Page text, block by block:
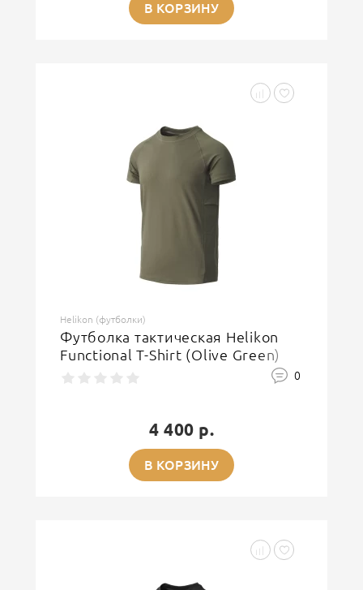
В КОРЗИНУ
Helikon (футболки)
Футболка тактическая Helikon
Functional T-Shirt (Olive Green)
0
4 400 р.
В КОРЗИНУ